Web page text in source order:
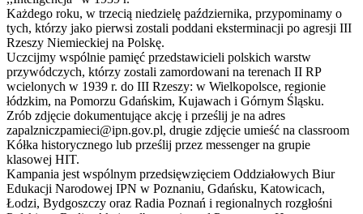
Każdego roku, w trzecią niedzielę października, przypominamy o
tych, którzy jako pierwsi zostali poddani eksterminacji po agresji III
Rzeszy Niemieckiej na Polskę.
Uczcijmy wspólnie pamięć przedstawicieli polskich warstw
przywódczych, którzy zostali zamordowani na terenach II RP
wcielonych w 1939 r. do III Rzeszy: w Wielkopolsce, regionie
łódzkim, na Pomorzu Gdańskim, Kujawach i Górnym Śląsku.
Zrób zdjęcie dokumentujące akcję i prześlij je na adres
zapalzniczpamieci@ipn.gov.pl, drugie zdjęcie umieść na classroom
Kółka historycznego lub prześlij przez messenger na grupie
klasowej HIT.
Kampania jest wspólnym przedsięwzięciem Oddziałowych Biur
Edukacji Narodowej IPN w Poznaniu, Gdańsku, Katowicach,
Łodzi, Bydgoszczy oraz Radia Poznań i regionalnych rozgłośni